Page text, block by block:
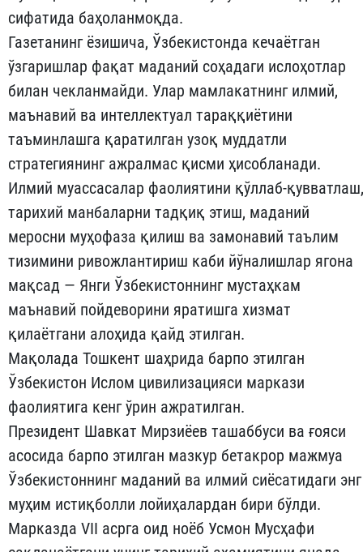
сифатида баҳоланмоқда.
Газетанинг ёзишича, Ўзбекистонда кечаётган
ўзгаришлар фақат маданий соҳадаги ислоҳотлар
билан чекланмайди. Улар мамлакатнинг илмий,
маънавий ва интеллектуал тараққиётини
таъминлашга қаратилган узоқ муддатли
стратегиянинг ажралмас қисми ҳисобланади.
Илмий муассасалар фаолиятини қўллаб-қувватлаш,
тарихий манбаларни тадқиқ этиш, маданий
меросни муҳофаза қилиш ва замонавий таълим
тизимини ривожлантириш каби йўналишлар ягона
мақсад — Янги Ўзбекистоннинг мустаҳкам
маънавий пойдеворини яратишга хизмат
қилаётгани алоҳида қайд этилган.
Мақолада Тошкент шаҳрида барпо этилган
Ўзбекистон Ислом цивилизацияси маркази
фаолиятига кенг ўрин ажратилган.
Президент Шавкат Мирзиёев ташаббуси ва ғояси
асосида барпо этилган мазкур бетакрор мажмуа
Ўзбекистоннинг маданий ва илмий сиёсатидаги энг
муҳим истиқболли лойиҳалардан бири бўлди.
Марказда VII асрга оид ноёб Усмон Мусҳафи